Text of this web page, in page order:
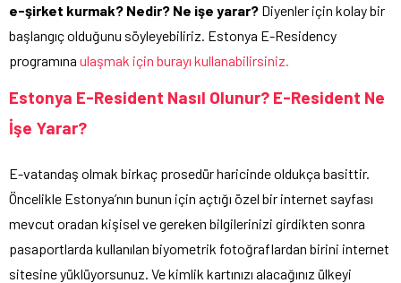
e-şirket kurmak? Nedir? Ne işe yarar? Diyenler için kolay bir
başlangıç olduğunu söyleyebiliriz. Estonya E-Residency
programına ulaşmak için burayı kullanabilirsiniz.
Estonya E-Resident Nasıl Olunur? E-Resident Ne
İşe Yarar?
E-vatandaş olmak birkaç prosedür haricinde oldukça basittir.
Öncelikle Estonya’nın bunun için açtığı özel bir internet sayfası
mevcut oradan kişisel ve gereken bilgilerinizi girdikten sonra
pasaportlarda kullanılan biyometrik fotoğraflardan birini internet
sitesine yüklüyorsunuz. Ve kimlik kartınızı alacağınız ülkeyi